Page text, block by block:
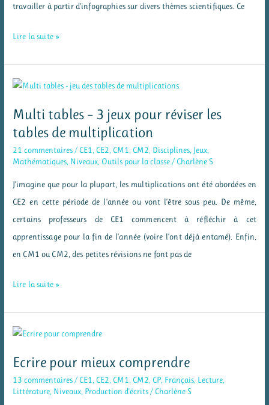
travailler à partir d’infographies sur divers thèmes scientifiques. Ce
Kili
le
lecture
documentaire
gratuit
international
Lire la suite »
Multi tables – 3 jeux pour réviser les
tables de multiplication
21 commentaires / CE1 CE2 CM1 CM2 Disciplines Jeux
Mathématiques Niveaux Outils pour la classe / Charlène S
J’imagine que pour la plupart, les multiplications ont été abordées en
CE2 en cette période de l’année ou vont l’être sous peu. De même,
certains professeurs de CE1 commencent à réfléchir à cet
apprentissage pour la fin de l’année (voire l’ont déjà entamé). Enfin,
en CM1 ou CM2, des petites révisions ne font pas de
Multi
3
pour
réviser
Lire la suite »
Ecrire pour mieux comprendre
13 commentaires / CE1 CE2 CM1 CM2 CP Français Lecture
Littérature Niveaux Production d'écrits / Charlène S